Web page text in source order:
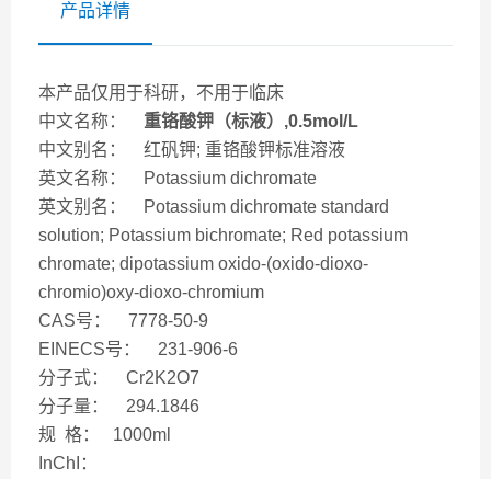
产品详情
本产品仅用于科研，不用于临床
中文名称： 重铬酸钾（标液）,0.5mol/L
中文别名： 红矾钾; 重铬酸钾标准溶液
英文名称： Potassium dichromate
英文别名： Potassium dichromate standard
solution; Potassium bichromate; Red potassium
chromate; dipotassium oxido-(oxido-dioxo-
chromio)oxy-dioxo-chromium
CAS号： 7778-50-9
EINECS号： 231-906-6
分子式： Cr2K2O7
分子量： 294.1846
规 格： 1000ml
InChI：